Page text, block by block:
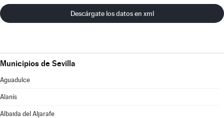
Descárgate los datos en xml
Municipios de Sevilla
Aguadulce
Alanís
Albaida del Aljarafe